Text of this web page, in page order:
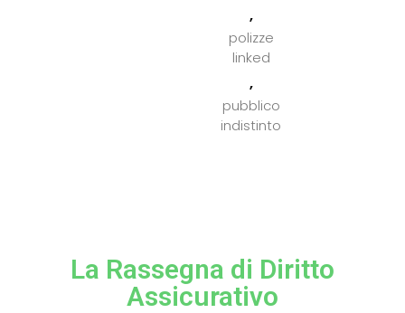
,
polizze
linked
,
pubblico
indistinto
La Rassegna di Diritto
Assicurativo